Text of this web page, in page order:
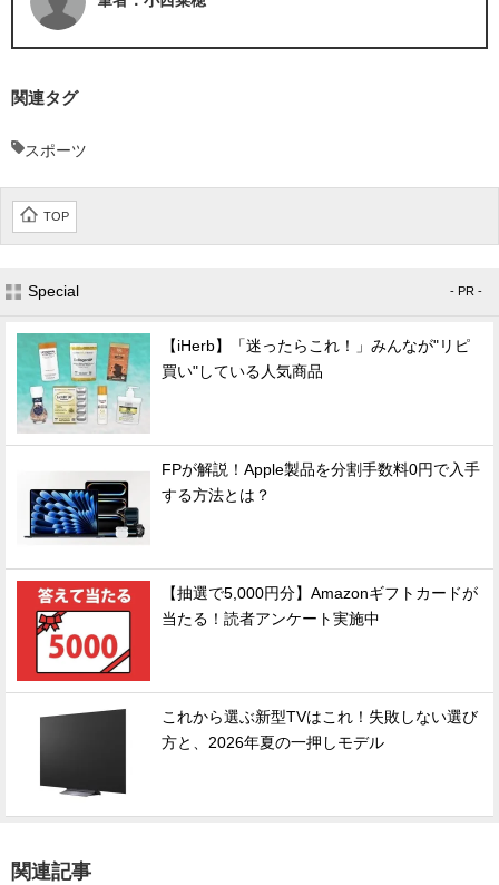
関連タグ
スポーツ
TOP
Special - PR -
【iHerb】「迷ったらこれ！」みんなが"リピ
買い"している人気商品
FPが解説！Apple製品を分割手数料0円で入手
する方法とは？
【抽選で5,000円分】Amazonギフトカードが
当たる！読者アンケート実施中
これから選ぶ新型TVはこれ！失敗しない選び
方と、2026年夏の一押しモデル
関連記事